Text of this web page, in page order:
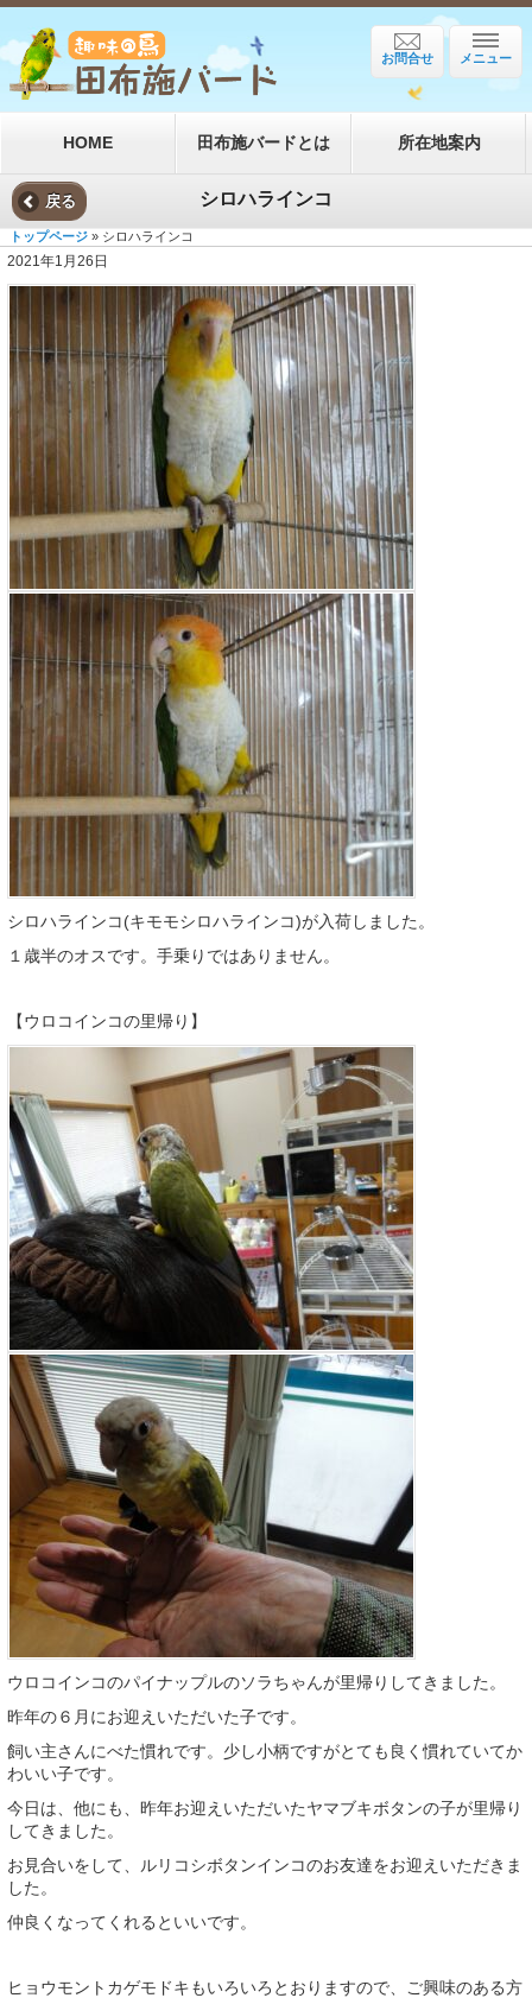
メニュー
お問合せ
HOME 田布施バードとは 所在地案内
戻る シロハラインコ
トップページ » シロハラインコ
2021年1月26日
シロハラインコ(キモモシロハラインコ)が入荷しました。
１歳半のオスです。手乗りではありません。
【ウロコインコの里帰り】
ウロコインコのパイナップルのソラちゃんが里帰りしてきました。
昨年の６月にお迎えいただいた子です。
飼い主さんにべた慣れです。少し小柄ですがとても良く慣れていてか
わいい子です。
今日は、他にも、昨年お迎えいただいたヤマブキボタンの子が里帰り
してきました。
お見合いをして、ルリコシボタンインコのお友達をお迎えいただきま
した。
仲良くなってくれるといいです。
ヒョウモントカゲモドキもいろいろとおりますので、ご興味のある方